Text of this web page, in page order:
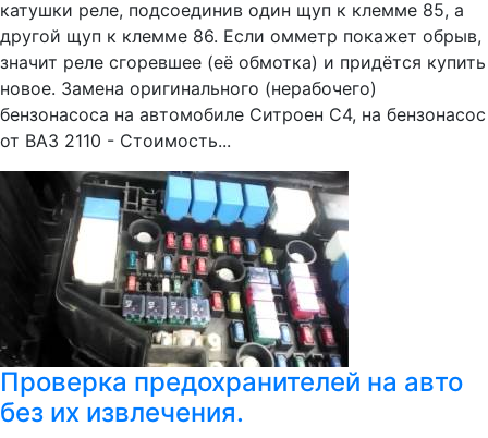
катушки реле, подсоединив один щуп к клемме 85, а
другой щуп к клемме 86. Если омметр покажет обрыв,
значит реле сгоревшее (её обмотка) и придётся купить
новое. Замена оригинального (нерабочего)
бензонасоса на автомобиле Ситроен С4, на бензонасос
от ВАЗ 2110 - Стоимость...
Проверка предохранителей на авто
без их извлечения.